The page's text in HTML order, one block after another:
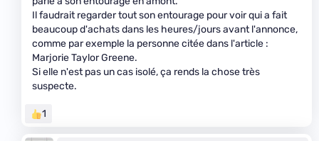
Il faudrait regarder tout son entourage pour voir qui a fait
beaucoup d'achats dans les heures/jours avant l'annonce,
comme par exemple la personne citée dans l'article :
Marjorie Taylor Greene.
Si elle n'est pas un cas isolé, ça rends la chose très
suspecte.
1